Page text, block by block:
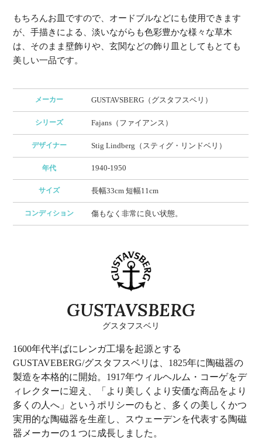
もちろんお皿ですので、オードブルなどにも使用できます
が、手描きによる、淡いながらも色彩豊かな様々な草木
は、そのまま壁飾りや、玄関などの飾り皿としてもとても
美しい一品です。
メーカー GUSTAVSBERG（グスタフスベリ）
シリーズ Fajans（ファイアンス）
デザイナー Stig Lindberg（スティグ・リンドベリ）
年代 1940-1950
サイズ 長幅33cm 短幅11cm
コンディション 傷もなく非常に良い状態。
GUSTAVSBERG
グスタフスベリ
1600年代半ばにレンガ工場を起源とする
GUSTAVEBERG/グスタフスベリは、1825年に陶磁器の
製造を本格的に開始。1917年ウィルヘルム・コーゲをデ
ィレクターに迎え、「より美しくより安価な商品をより
多くの人へ」というポリシーのもと、多くの美しくかつ
実用的な陶磁器を生産し、スウェーデンを代表する陶磁
器メーカーの１つに成長しました。